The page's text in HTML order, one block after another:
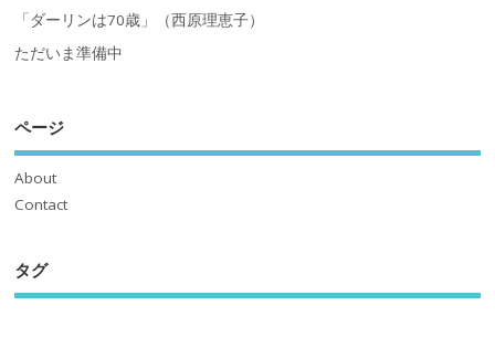
「ダーリンは70歳」（西原理恵子）
ただいま準備中
ページ
About
Contact
タグ